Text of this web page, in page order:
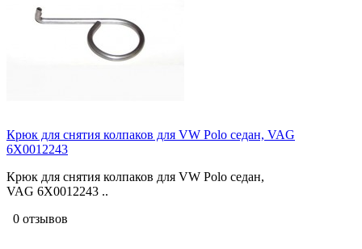
Крюк для снятия колпаков для VW Polo седан, VAG
6X0012243
Крюк для снятия колпаков для VW Polo седан,
VAG 6X0012243 ..
0 отзывов